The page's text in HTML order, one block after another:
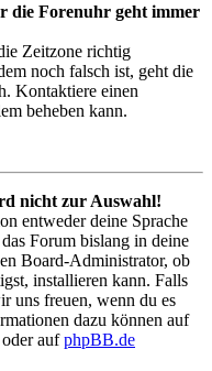
die Forenuhr geht immer
Zeitzone richtig
noch falsch ist, geht die
Kontaktiere einen
beheben kann.
nicht zur Auswahl!
entweder deine Sprache
Forum bislang in deine
Board-Administrator, ob
installieren kann. Falls
uns freuen, wenn du es
dazu können auf
oder aufphpBB.de